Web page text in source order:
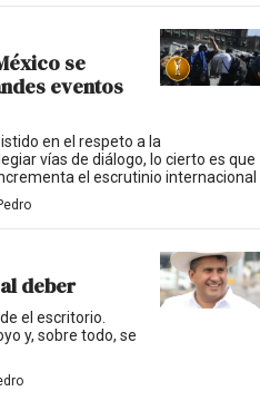
se
eventos
en el respeto a la
vías de diálogo, lo cierto es que
el escrutinio internacional
deber
el escritorio.
y, sobre todo, se